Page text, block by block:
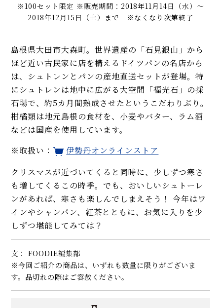
※100セット限定 ※販売期間：2018年11月14日（水）～
2018年12月15日（土）まで ※なくなり次第終了
島根県大田市大森町。世界遺産の「石見銀山」から
ほど近い古民家に店を構えるドイツパンの名店から
は、シュトレンとパンの産地直送セットが登場。特
にシュトレンは地中に広がる大空間「福光石」の採
石場で、約5カ月間熟成させたというこだわりぶり。
柑橘類は地元島根の食材を、小麦やバター、ラム酒
などは国産を使用しています。
※取扱い：
伊勢丹オンラインストア
クリスマスが近づいてくると同時に、少しずつ寒さ
も増してくるこの時季。でも、おいしいシュトーレ
ンがあれば、寒さも楽しんでしまえそう！ 今年はワ
インやシャンパン、紅茶とともに、お気に入りを少
しずつ堪能してみては？
文： FOODIE編集部
※今回ご紹介の商品は、いずれも数量に限りがございま
す。品切れの際はご容赦ください。